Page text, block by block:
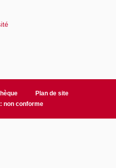
Plan de site
non conforme